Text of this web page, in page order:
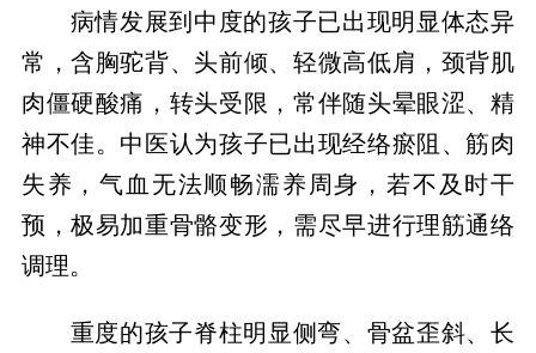
病情发展到中度的孩子已出现明显体态异
常，含胸驼背、头前倾、轻微高低肩，颈背肌
肉僵硬酸痛，转头受限，常伴随头晕眼涩、精
神不佳。中医认为孩子已出现经络瘀阻、筋肉
失养，气血无法顺畅濡养周身，若不及时干
预，极易加重骨骼变形，需尽早进行理筋通络
重度的孩子脊柱明显侧弯、骨盆歪斜、长